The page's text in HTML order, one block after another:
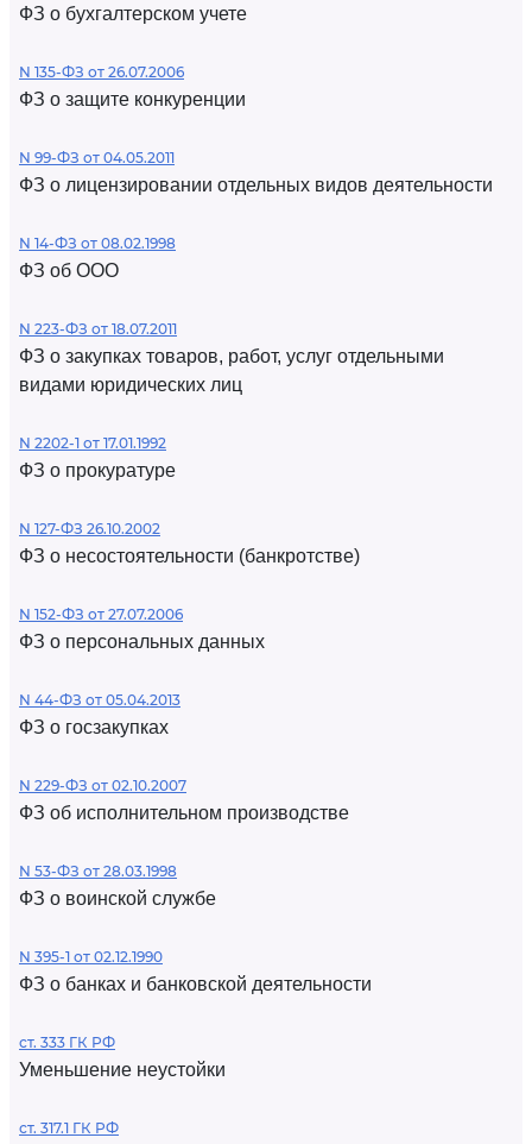
ФЗ о бухгалтерском учете
N 135-ФЗ от 26.07.2006
ФЗ о защите конкуренции
N 99-ФЗ от 04.05.2011
ФЗ о лицензировании отдельных видов деятельности
N 14-ФЗ от 08.02.1998
ФЗ об ООО
N 223-ФЗ от 18.07.2011
ФЗ о закупках товаров, работ, услуг отдельными
видами юридических лиц
N 2202-1 от 17.01.1992
ФЗ о прокуратуре
N 127-ФЗ 26.10.2002
ФЗ о несостоятельности (банкротстве)
N 152-ФЗ от 27.07.2006
ФЗ о персональных данных
N 44-ФЗ от 05.04.2013
ФЗ о госзакупках
N 229-ФЗ от 02.10.2007
ФЗ об исполнительном производстве
N 53-ФЗ от 28.03.1998
ФЗ о воинской службе
N 395-1 от 02.12.1990
ФЗ о банках и банковской деятельности
ст. 333 ГК РФ
Уменьшение неустойки
ст. 317.1 ГК РФ